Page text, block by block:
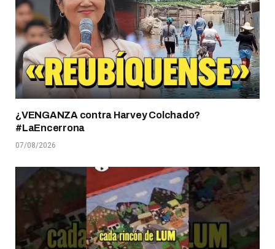
¿VENGANZA contra Harvey Colchado?
#LaEncerrona
07/08/2026